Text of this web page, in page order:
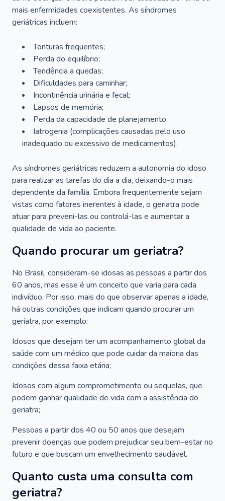
mais enfermidades coexistentes. As síndromes
geriátricas incluem:
Tonturas frequentes;
Perda do equilíbrio;
Tendência a quedas;
Dificuldades para caminhar;
Incontinência urinária e fecal;
Lapsos de memória;
Perda da capacidade de planejamento;
Iatrogenia (complicações causadas pelo uso
inadequado ou excessivo de medicamentos).
As síndromes geriátricas reduzem a autonomia do idoso
para realizar as tarefas do dia a dia, deixando-o mais
dependente da família. Embora frequentemente sejam
vistas como fatores inerentes à idade, o geriatra pode
atuar para preveni-las ou controlá-las e aumentar a
qualidade de vida ao paciente.
Quando procurar um geriatra?
No Brasil, consideram-se idosas as pessoas a partir dos
60 anos, mas esse é um conceito que varia para cada
indivíduo. Por isso, mais do que observar apenas a idade,
há outras condições que indicam quando procurar um
geriatra, por exemplo:
Idosos que desejam ter um acompanhamento global da
saúde com um médico que pode cuidar da maioria das
condições dessa faixa etária;
Idosos com algum comprometimento ou sequelas, que
podem ganhar qualidade de vida com a assistência do
geriatra;
Pessoas a partir dos 40 ou 50 anos que desejam
prevenir doenças que podem prejudicar seu bem-estar no
futuro e que buscam um envelhecimento saudável.
Quanto custa uma consulta com
geriatra?